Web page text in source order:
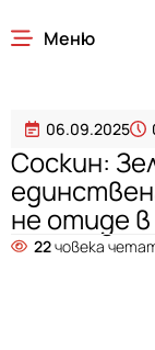
Меню
06.09.2025
Соскин:
не отиде
22човека